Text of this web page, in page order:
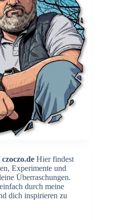
Hier findest
Experimente und
Überraschungen.
durch meine
dich inspirieren zu